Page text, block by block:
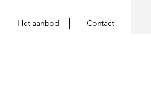
Het aanbod Contact